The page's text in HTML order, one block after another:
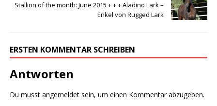
Stallion of the month: June 2015 + + + Aladino Lark –
Enkel von Rugged Lark
ERSTEN KOMMENTAR SCHREIBEN
Antworten
Du musst angemeldet sein, um einen Kommentar abzugeben.